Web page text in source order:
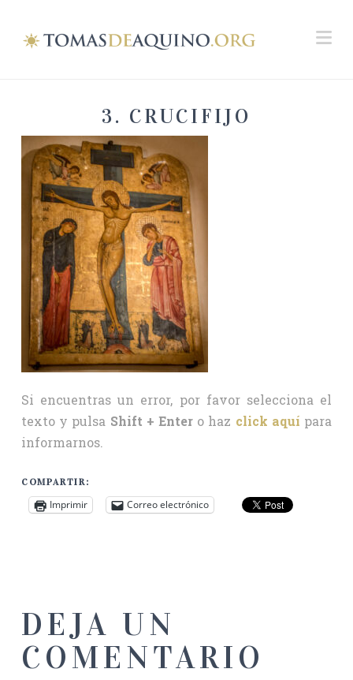
3. CRUCIFIJO
Si encuentras un error, por favor selecciona el
texto y pulsa Shift + Enter o haz click aquí para
informarnos.
COMPARTIR:
Imprimir Correo electrónico
DEJA UN
COMENTARIO